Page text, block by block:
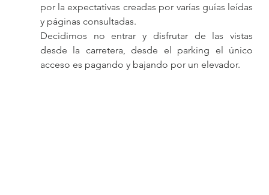
por la expectativas creadas por varías guías leídas
y páginas consultadas.
Decidimos no entrar y disfrutar de las vistas
desde la carretera, desde el parking el único
acceso es pagando y bajando por un elevador.